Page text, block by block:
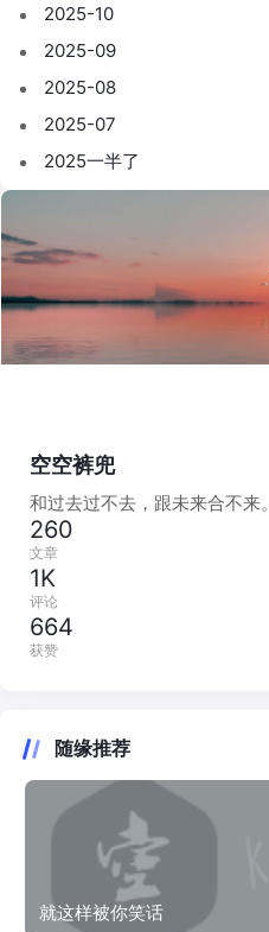
2025-10
2025-09
2025-08
2025-07
2025一半了
空空裤兜
和过去过不去，跟未来合不来。
260
文章
1K
评论
664
获赞
随缘推荐
就这样被你笑话